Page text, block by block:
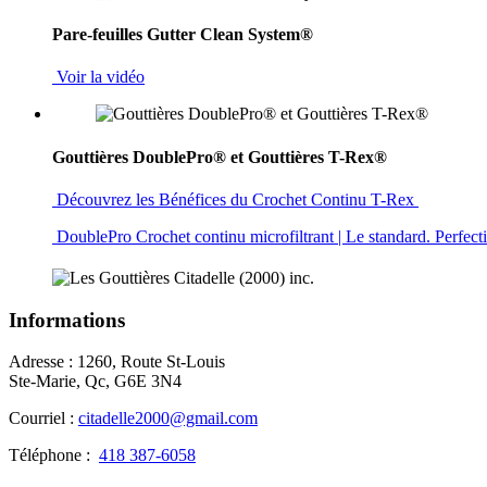
Pare-feuilles Gutter Clean System®
Voir la vidéo
Gouttières DoublePro® et Gouttières T-Rex®
Découvrez les Bénéfices du Crochet Continu T-Rex
DoublePro Crochet continu microfiltrant | Le standard.
Informations
Adresse : 1260, Route St-Louis
Ste-Marie, Qc, G6E 3N4
Courriel : citadelle2000@gmail.com
Téléphone : 418 387-6058